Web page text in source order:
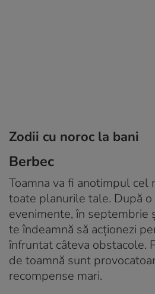
Zodii cu noroc la bani
Berbec
Toamna va fi anotimpul
toate planurile tale. După o
evenimente, în septembrie
te îndeamnă să acţionezi
înfruntat câteva obstacole.
de toamnă sunt
recompense mari.